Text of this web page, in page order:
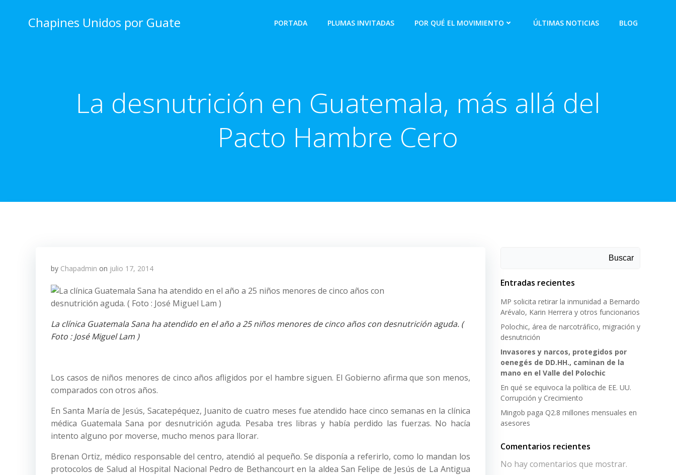
Chapines Unidos por Guate PORTADA PLUMAS INVITADAS POR QUÉ EL MOVIMIENTO ÚLTIMAS NOTICIAS BLOG
La desnutrición en Guatemala, más allá del
Pacto Hambre Cero
by Chapadmin on julio 17, 2014
La clínica Guatemala Sana ha atendido en el año a 25 niños menores de cinco años con desnutrición aguda. (
Foto : José Miguel Lam )
Los casos de niños menores de cinco años afligidos por el hambre siguen. El Gobierno afirma que son menos,
comparados con otros años.
En Santa María de Jesús, Sacatepéquez, Juanito de cuatro meses fue atendido hace cinco semanas en la clínica
médica Guatemala Sana por desnutrición aguda. Pesaba tres libras y había perdido las fuerzas. No hacía
intento alguno por moverse, mucho menos para llorar.
Brenan Ortiz, médico responsable del centro, atendió al pequeño. Se disponía a referirlo, como lo mandan los
protocolos de Salud al Hospital Nacional Pedro de Bethancourt en la aldea San Felipe de Jesús de La Antigua
Buscar
Entradas recientes
MP solicita retirar la inmunidad a Bernardo
Arévalo, Karin Herrera y otros funcionarios
Polochic, área de narcotráfico, migración y
desnutrición
Invasores y narcos, protegidos por
oenegés de DD.HH., caminan de la
mano en el Valle del Polochic
En qué se equivoca la política de EE. UU.
Corrupción y Crecimiento
Mingob paga Q2.8 millones mensuales en
asesores
Comentarios recientes
No hay comentarios que mostrar.